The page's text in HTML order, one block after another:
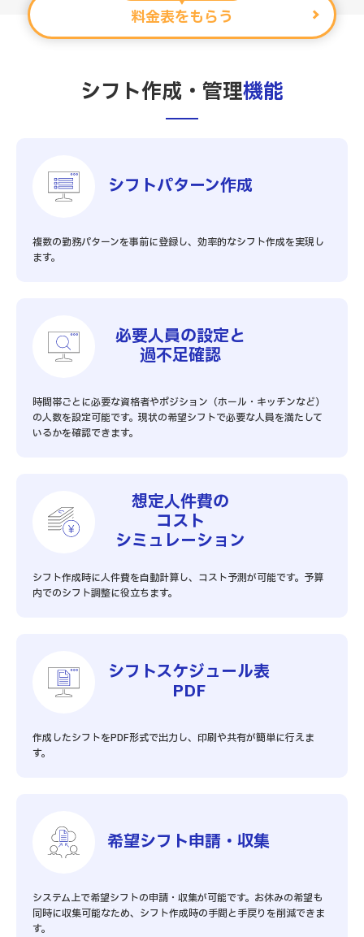
料金表をもらう
シフト作成・管理機能
シフトパターン作成
複数の勤務パターンを事前に登録し、効率的なシフト作成を実現し
ます。
必要人員の設定と
過不足確認
時間帯ごとに必要な資格者やポジション（ホール・キッチンなど）
の人数を設定可能です。現状の希望シフトで必要な人員を満たして
いるかを確認できます。
想定人件費の
コスト
シミュレーション
シフト作成時に人件費を自動計算し、コスト予測が可能です。予算
内でのシフト調整に役立ちます。
シフトスケジュール表
PDF
作成したシフトをPDF形式で出力し、印刷や共有が簡単に行えま
す。
希望シフト申請・収集
システム上で希望シフトの申請・収集が可能です。お休みの希望も
同時に収集可能なため、シフト作成時の手間と手戻りを削減できま
す。